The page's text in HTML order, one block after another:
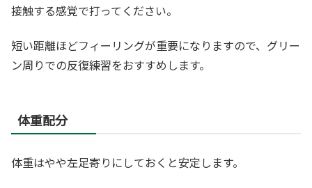
接触する感覚で打ってください。
短い距離ほどフィーリングが重要になりますので、グリー
ン周りでの反復練習をおすすめします。
体重配分
体重はやや左足寄りにしておくと安定します。